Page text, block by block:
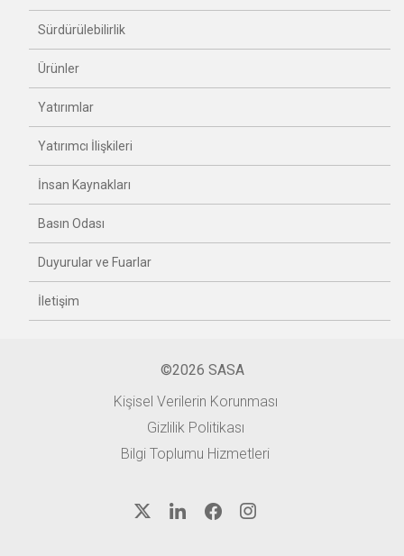
Sürdürülebilirlik
Ürünler
Yatırımlar
Yatırımcı İlişkileri
İnsan Kaynakları
Basın Odası
Duyurular ve Fuarlar
İletişim
©2026 SASA
Kişisel Verilerin Korunması
Gizlilik Politikası
Bilgi Toplumu Hizmetleri